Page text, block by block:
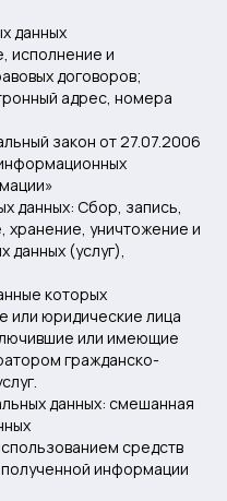
данных
исполнение и
договоров;
адрес, номера
закон от 27.07.2006
данных: Сбор, запись,
хранение, уничтожение и
данных (услуг),
которых
или юридические лица
или имеющие
гражданско-
данных: смешанная
средств
информации